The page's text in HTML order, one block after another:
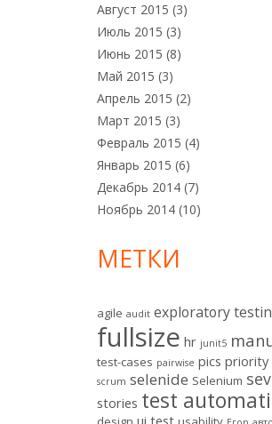
Август 2015 (3)
Июль 2015 (3)
Июнь 2015 (8)
Май 2015 (3)
Апрель 2015 (2)
Март 2015 (3)
Февраль 2015 (4)
Январь 2015 (6)
Декабрь 2014(7)
Ноябрь 2014(10)
МЕТКИ
agile audit exploratory
fullsize hr junit5
test-cases pairwise pics priority
scrum selenide Selenium
stories test